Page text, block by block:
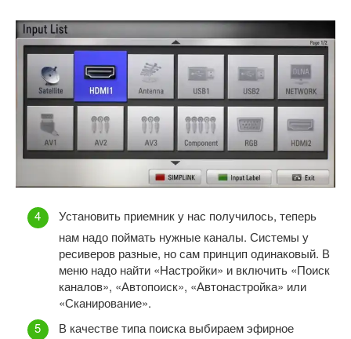
Установить приемник у нас получилось, теперь
нам надо поймать нужные каналы. Системы у
ресиверов разные, но сам принцип одинаковый. В
меню надо найти «Настройки» и включить «Поиск
каналов», «Автопоиск», «Автонастройка» или
«Сканирование».
В качестве типа поиска выбираем эфирное